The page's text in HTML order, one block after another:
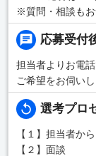
※質問・相談もお
応募受付
担当者よりお電
ご希望をお伺い
選考プロ
【１】担当者か
【２】面談